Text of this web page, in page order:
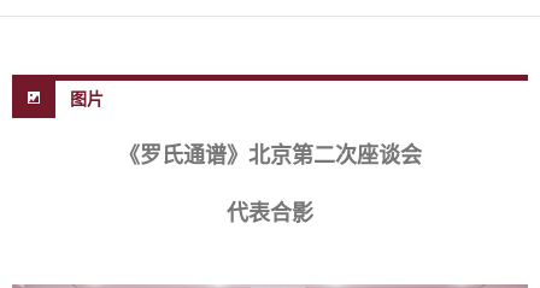
图片
《罗氏通谱》北京第二次座谈会
代表合影